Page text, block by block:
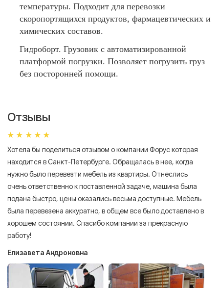
температуры. Подходит для перевозки
скоропортящихся продуктов, фармацевтических и
химических составов.
Гидроборт. Грузовик с автоматизированной
платформой погрузки. Позволяет погрузить груз
без посторонней помощи.
Отзывы
Хотела бы поделиться отзывом о компании Форус которая
находится в Санкт-Петербурге. Обращалась в нее, когда
нужно было перевезти мебель из квартиры. Отнеслись
очень ответственно к поставленной задаче, машина была
подана быстро, цены оказались весьма доступные. Мебель
была перевезена аккуратно, в общем все было доставлено в
хорошем состоянии. Спасибо компании за прекрасную
работу!
Елизавета Андроновна